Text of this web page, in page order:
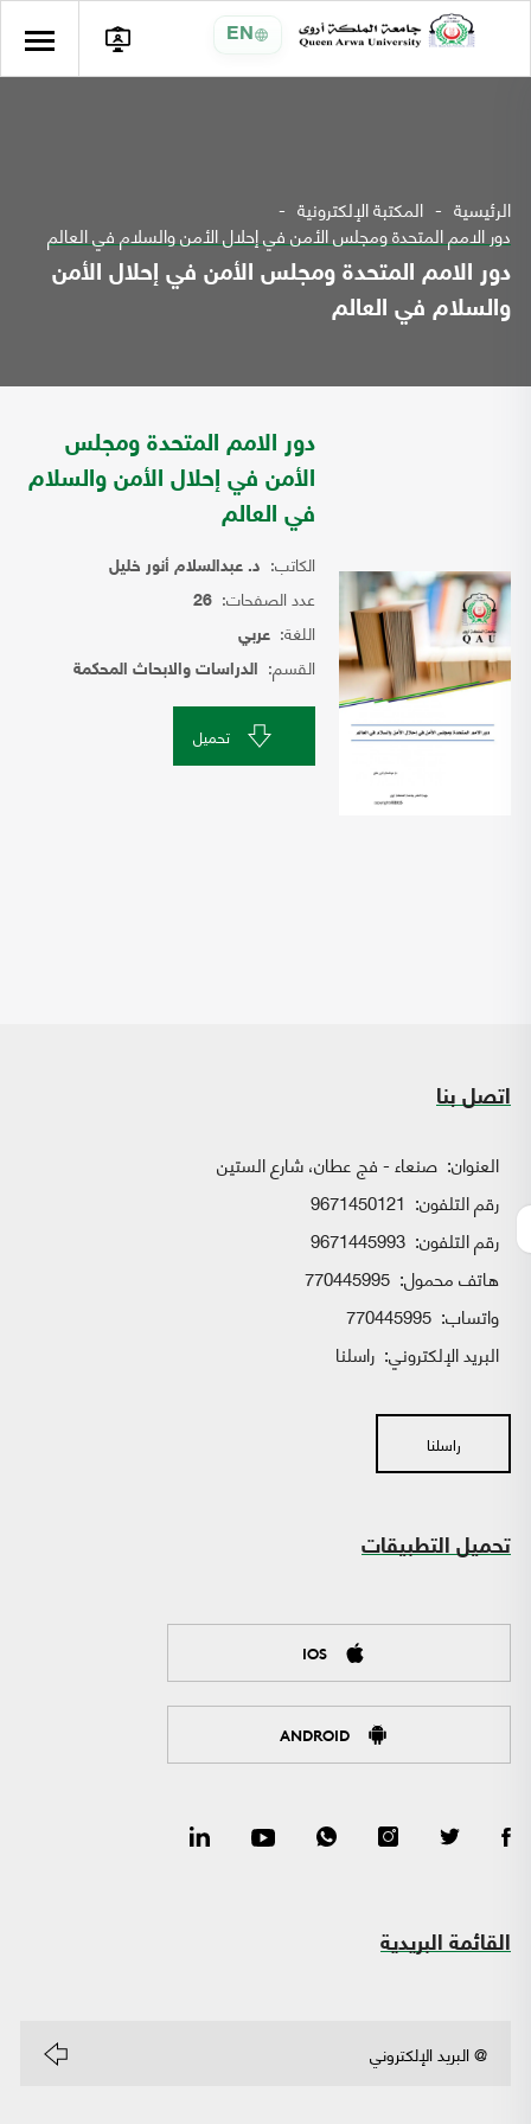
EN
الرئيسية المكتبة الإلكترونية
دور الامم المتحدة ومجلس الأمن في إحلال الأمن والسلام في العالم
دور الامم المتحدة ومجلس الأمن في إحلال الأمن
والسلام في العالم
دور الامم المتحدة ومجلس
الأمن في إحلال الأمن والسلام
في العالم
الكاتب: د. عبدالسلام أنور خليل
عدد الصفحات: 26
اللغة: عربي
القسم: الدراسات والابحاث المحكمة
تحميل
اتصل بنا
العنوان: صنعاء - فج عطان، شارع الستين
رقم التلفون: 9671450121
رقم التلفون: 9671445993
هاتف محمول: 770445995
واتساب:
البريد الإلكتروني: راسلنا
راسلنا
تحميل التطبيقات
IOS
ANDROID
القائمة البريدية